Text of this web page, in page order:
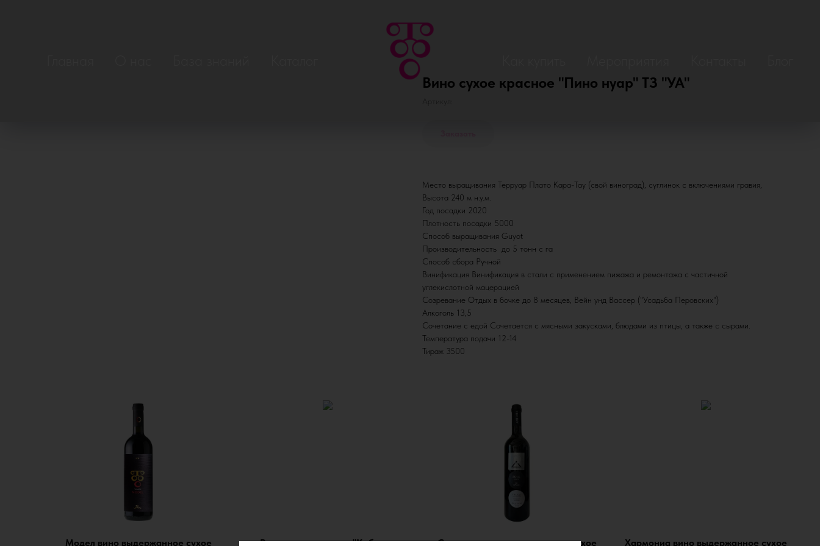
Вино сухое красное "Пино нуар" ТЗ "УА"
Место выращивания Терруар Плато Кара-Тау (свой виноград), суглинок с включениями гравия,
Высота 240 м н.у.м.
Год посадки 2020
Плотность посадки 5000
Способ выращивания Guyot
Производительность до 5 тонн с га
Способ сбора Ручной
Винификация Винификация в стали с применением пижажа и ремонтажа с частичной
углекислотной мацерацией
Созревание Отдых в бочке до 8 месяцев, Вейн унд Вассер ("Усадьба Перовских")
Алкоголь 13,5
Сочетание с едой Сочетается с мясными закусками, блюдами из птицы, а также с сырами.
Температура подачи 12-14
Тираж 3500
Модел вино выдержанное сухое
Вино сухое красное "Каберне
Соул вино выдержанное полусухое
Хармониа вино выдержанное сухое